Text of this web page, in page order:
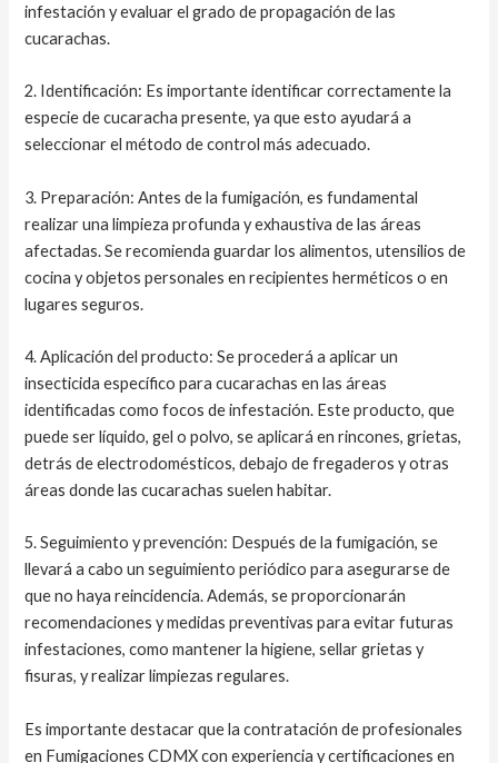
infestación y evaluar el grado de propagación de las
cucarachas.
2. Identificación: Es importante identificar correctamente la
especie de cucaracha presente, ya que esto ayudará a
seleccionar el método de control más adecuado.
3. Preparación: Antes de la fumigación, es fundamental
realizar una limpieza profunda y exhaustiva de las áreas
afectadas. Se recomienda guardar los alimentos, utensilios de
cocina y objetos personales en recipientes herméticos o en
lugares seguros.
4. Aplicación del producto: Se procederá a aplicar un
insecticida específico para cucarachas en las áreas
identificadas como focos de infestación. Este producto, que
puede ser líquido, gel o polvo, se aplicará en rincones, grietas,
detrás de electrodomésticos, debajo de fregaderos y otras
áreas donde las cucarachas suelen habitar.
5. Seguimiento y prevención: Después de la fumigación, se
llevará a cabo un seguimiento periódico para asegurarse de
que no haya reincidencia. Además, se proporcionarán
recomendaciones y medidas preventivas para evitar futuras
infestaciones, como mantener la higiene, sellar grietas y
fisuras, y realizar limpiezas regulares.
Es importante destacar que la contratación de profesionales
en Fumigaciones CDMX con experiencia y certificaciones en